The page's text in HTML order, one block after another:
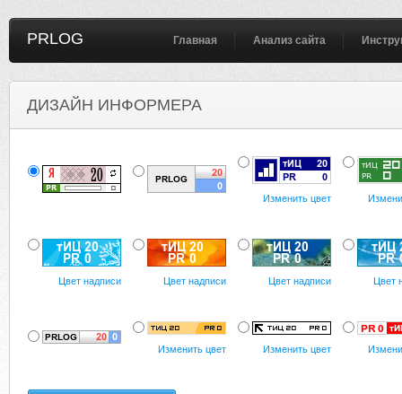
PRLOG Главная Анализ сайта
ДИЗАЙН ИНФОРМЕРА
Изменить цвет
Цвет надписи Цвет надписи Цвет надписи Цвет
Изменить цвет Изменить цвет